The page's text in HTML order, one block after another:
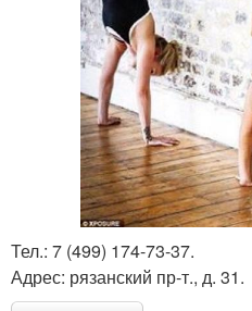
Тел.: 7 (499) 174-73-37.
Адрес: рязанский пр-т., д. 31.